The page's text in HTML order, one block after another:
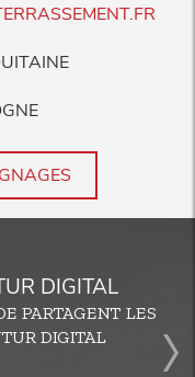
DIGITAL
PARTAGENT LES
DIGITAL